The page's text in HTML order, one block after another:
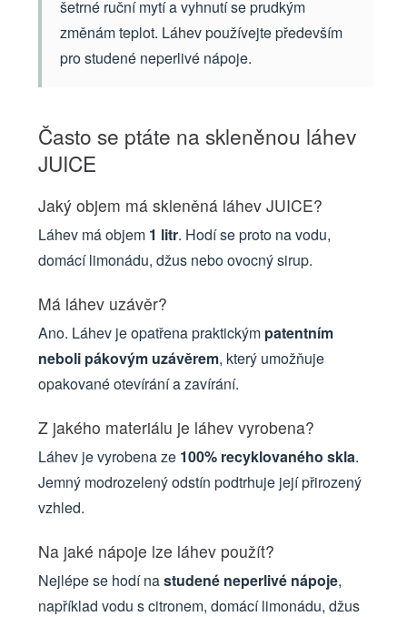
šetrné ruční mytí a vyhnutí se prudkým
změnám teplot. Láhev používejte především
pro studené neperlivé nápoje.
Často se ptáte na skleněnou láhev
JUICE
Jaký objem má skleněná láhev JUICE?
Láhev má objem 1 litr. Hodí se proto na vodu,
domácí limonádu, džus nebo ovocný sirup.
Má láhev uzávěr?
Ano. Láhev je opatřena praktickým patentním
neboli pákovým uzávěrem, který umožňuje
opakované otevírání a zavírání.
Z jakého materiálu je láhev vyrobena?
Láhev je vyrobena ze 100% recyklovaného skla.
Jemný modrozelený odstín podtrhuje její přirozený
vzhled.
Na jaké nápoje lze láhev použít?
Nejlépe se hodí nastudené neperlivé nápoje,
například vodu s citronem, domácí limonádu, džus